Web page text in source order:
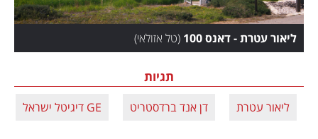
ליאור עטרת - דאנס 100 (טל אזולאי)
תגיות
ליאור עטרת דן אנד ברדסטריט GE דיגיטל ישראל